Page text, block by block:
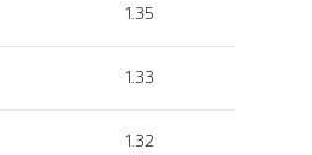
1.35
1.33
1.32